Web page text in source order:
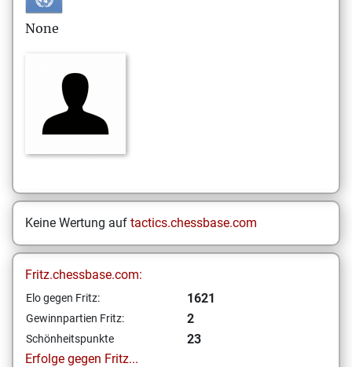
None
Keine Wertung auf tactics.chessbase.com
Fritz.chessbase.com:
Elo gegen Fritz: 1621
Gewinnpartien Fritz: 2
Schönheitspunkte
23
Erfolge gegen Fritz...